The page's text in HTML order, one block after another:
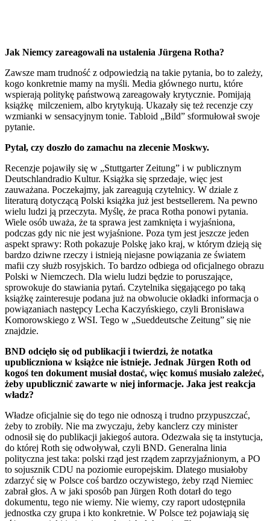
Jak Niemcy zareagowali na ustalenia Jürgena Rotha?
Zawsze mam trudność z odpowiedzią na takie pytania, bo to zależy,
kogo konkretnie mamy na myśli. Media głównego nurtu, które
wspierają politykę państwową zareagowały krytycznie. Pomijają
książkę milczeniem, albo krytykują. Ukazały się też recenzje czy
wzmianki w sensacyjnym tonie. Tabloid „Bild” sformułował swoje
pytanie.
Pytał, czy doszło do zamachu na zlecenie Moskwy.
Recenzje pojawiły się w „Stuttgarter Zeitung” i w publicznym
Deutschlandradio Kultur. Książka się sprzedaje, więc jest
zauważana. Poczekajmy, jak zareagują czytelnicy. W dziale z
literaturą dotyczącą Polski książka już jest bestsellerem. Na pewno
wielu ludzi ją przeczyta. Myślę, że praca Rotha ponowi pytania.
Wiele osób uważa, że ta sprawa jest zamknięta i wyjaśniona,
podczas gdy nic nie jest wyjaśnione. Poza tym jest jeszcze jeden
aspekt sprawy: Roth pokazuje Polskę jako kraj, w którym dzieją się
bardzo dziwne rzeczy i istnieją niejasne powiązania ze światem
mafii czy służb rosyjskich. To bardzo odbiega od oficjalnego obrazu
Polski w Niemczech. Dla wielu ludzi będzie to poruszające,
sprowokuje do stawiania pytań. Czytelnika sięgającego po taką
książkę zainteresuje podana już na obwolucie okładki informacja o
powiązaniach następcy Lecha Kaczyńskiego, czyli Bronisława
Komorowskiego z WSI. Tego w „Sueddeutsche Zeitung” się nie
znajdzie.
BND odcięło się od publikacji i twierdzi, że notatka
upubliczniona w książce nie istnieje. Jednak Jürgen Roth od
kogoś ten dokument musiał dostać, więc komuś musiało zależeć,
żeby upublicznić zawarte w niej informacje. Jaka jest reakcja
władz?
Władze oficjalnie się do tego nie odnoszą i trudno przypuszczać,
żeby to zrobiły. Nie ma zwyczaju, żeby kanclerz czy minister
odnosił się do publikacji jakiegoś autora. Odezwała się ta instytucja,
do której Roth się odwoływał, czyli BND. Generalna linia
polityczna jest taka: polski rząd jest rządem zaprzyjaźnionym, a PO
to sojusznik CDU na poziomie europejskim. Dlatego musiałoby
zdarzyć się w Polsce coś bardzo oczywistego, żeby rząd Niemiec
zabrał głos. A w jaki sposób pan Jürgen Roth dotarł do tego
dokumentu, tego nie wiemy. Nie wiemy, czy raport udostępniła
jednostka czy grupa i kto konkretnie. W Polsce też pojawiają się